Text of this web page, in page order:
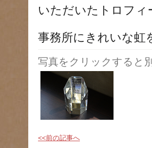
いただいたトロフィ
事務所にきれいな虹
写真をクリックすると
<<前の記事へ